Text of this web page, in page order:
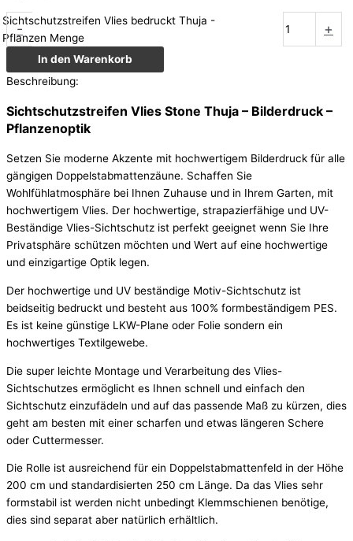
-
Sichtschutzstreifen Vlies bedruckt Thuja -
Pflanzen Menge
+
In den Warenkorb
Beschreibung:
Sichtschutzstreifen Vlies Stone Thuja – Bilderdruck –
Pflanzenoptik
Setzen Sie moderne Akzente mit hochwertigem Bilderdruck für alle
gängigen Doppelstabmattenzäune. Schaffen Sie
Wohlfühlatmosphäre bei Ihnen Zuhause und in Ihrem Garten, mit
hochwertigem Vlies. Der hochwertige, strapazierfähige und UV-
Beständige Vlies-Sichtschutz ist perfekt geeignet wenn Sie Ihre
Privatsphäre schützen möchten und Wert auf eine hochwertige
und einzigartige Optik legen.
Der hochwertige und UV beständige Motiv-Sichtschutz ist
beidseitig bedruckt und besteht aus 100% formbeständigem PES.
Es ist keine günstige LKW-Plane oder Folie sondern ein
hochwertiges Textilgewebe.
Die super leichte Montage und Verarbeitung des Vlies-
Sichtschutzes ermöglicht es Ihnen schnell und einfach den
Sichtschutz einzufädeln und auf das passende Maß zu kürzen, dies
geht am besten mit einer scharfen und etwas längeren Schere
oder Cuttermesser.
Die Rolle ist ausreichend für ein Doppelstabmattenfeld in der Höhe
200 cm und standardisierten 250 cm Länge. Da das Vlies sehr
formstabil ist werden nicht unbedingt Klemmschienen benötige,
dies sind separat aber natürlich erhältlich.